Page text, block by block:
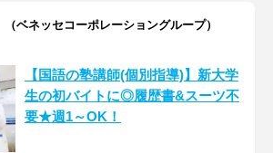
ベネッセコーポレーショングループ）
【国語の塾講師(個別指導)】新大学
生の初バイトに◎履歴書&スーツ不
要★週1～OK！